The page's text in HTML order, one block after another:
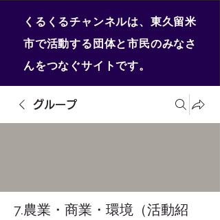
くるくるチャンネルは、東久留米
市で活動する団体と市民のみなさ
んをつなぐサイトです。
グループ
7.農業・商業・環境（活動紹